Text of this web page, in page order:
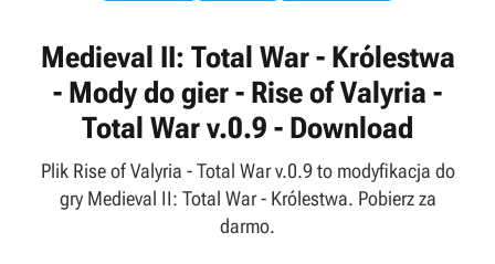
Medieval II: Total War - Królestwa
- Mody do gier - Rise of Valyria -
Total War v.0.9 - Download
Plik Rise of Valyria - Total War v.0.9 to modyfikacja do
gry Medieval II: Total War - Królestwa. Pobierz za
darmo.